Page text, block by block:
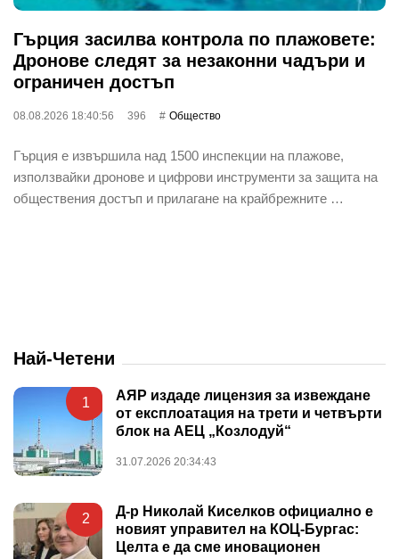
Гърция засилва контрола по плажовете:
Дронове следят за незаконни чадъри и
ограничен достъп
08.08.2026 18:40:56 396 Общество
Гърция е извършила над 1500 инспекции на плажове,
използвайки дронове и цифрови инструменти за защита на
обществения достъп и прилагане на крайбрежните …
Най-Четени
1
АЯР издаде лицензия за извеждане
от експлоатация на трети и четвърти
блок на АЕЦ „Козлодуй“
31.07.2026 20:34:43
2
Д-р Николай Киселков официално е
новият управител на КОЦ-Бургас:
Целта е да сме иновационен